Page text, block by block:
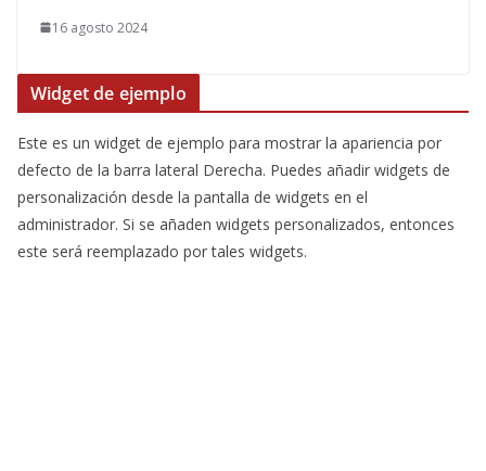
16 agosto 2024
Widget de ejemplo
Este es un widget de ejemplo para mostrar la apariencia por
defecto de la barra lateral Derecha. Puedes añadir widgets de
personalización desde la pantalla de widgets en el
administrador. Si se añaden widgets personalizados, entonces
este será reemplazado por tales widgets.